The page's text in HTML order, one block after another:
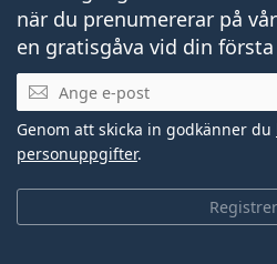
när du prenumererar på
en gratisgåva vid din
Mejladress
Genom att skicka in godkänner du
personuppgifter.